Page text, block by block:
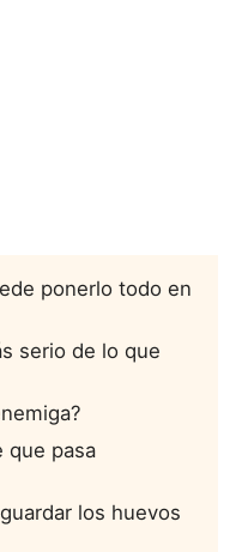
ponerlo todo en
serio de lo que
que pasa
los huevos